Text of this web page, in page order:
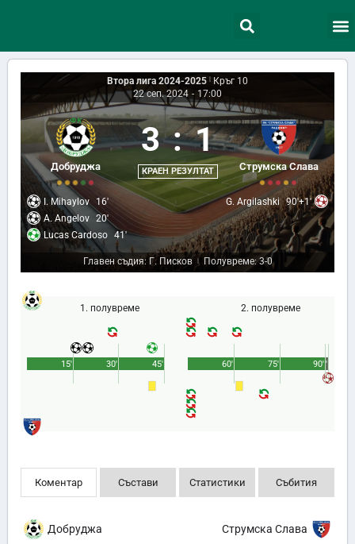
Втора лига 2024-2025
Кръг 10
22 сеп. 2024 - 17:00
Добруджа
3 : 1
КРАЕН РЕЗУЛТАТ Струмска Слава
I. Mihaylov
16'
A. Angelov 20'
Lucas Cardoso 41'
G. Argilashki 90'+1'
Главен съдия: Г. Писков Полувреме: 3-0
1. полувреме
45'
15' 30'
2. полувреме
90'
60' 75' 1'
Коментар Състави Статистики Събития
Добруджа Струмска Слава